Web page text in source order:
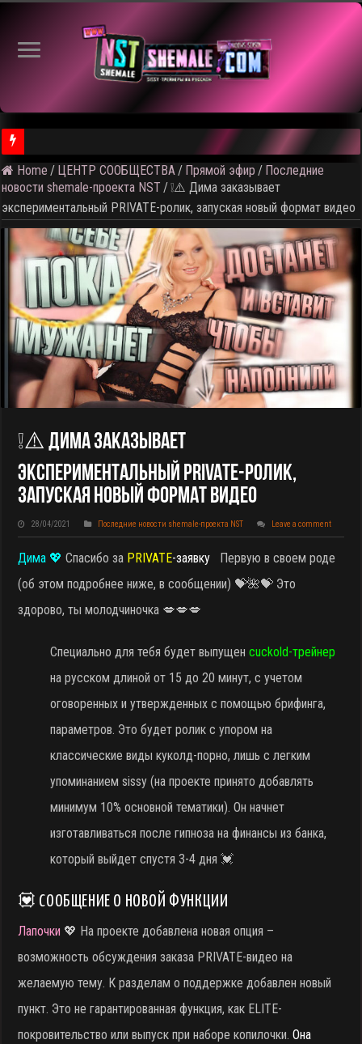
⚠️ Результаты голосования и тема следующего откртытого
Home / ЦЕНТР СООБЩЕСТВА / Прямой эфир / Последние
новости shemale-проекта NST /❕⚠️ Дима заказывает
экспериментальный PRIVATE-ролик, запуская новый формат видео
❕⚠️ Дима Заказывает
Экспериментальный PRIVATE-Ролик,
Запуская Новый Формат Видео
28/04/2021 Последние новости shemale-проекта NST Leave a comment
Дима 💖Спасибо за PRIVATE-заявку
Первую в своем роде
(об этом подробнее ниже, в сообщении) 💝🌺💝 Это
здорово, ты молодчиночка 💋💋💋
Специально для тебя будет выпущенcuckold-трейнер
на русском длиной от 15 до 20 минут, с учетом
оговоренных и утвержденных с помощью брифинга,
параметров. Это будет ролик с упором на
классические виды куколд-порно, лишь с легким
упоминанием sissy (на проекте принято добавлять
минимум 10% основной тематики). Он начнет
изготавливаться после гипноза на финансы из банка,
который выйдет спустя 3-4 дня 💓
💟 СООБЩЕНИЕ О НОВОЙ ФУНКЦИИ
Лапочки 💖 На проекте добавлена новая опция –
возможность обсуждения заказа PRIVATE-видео на
желаемую тему. К разделам о поддержке добавлен новый
пункт. Это не гарантированная функция, как ELITE-
покровительство или выпуск при наборе копилочки.Она